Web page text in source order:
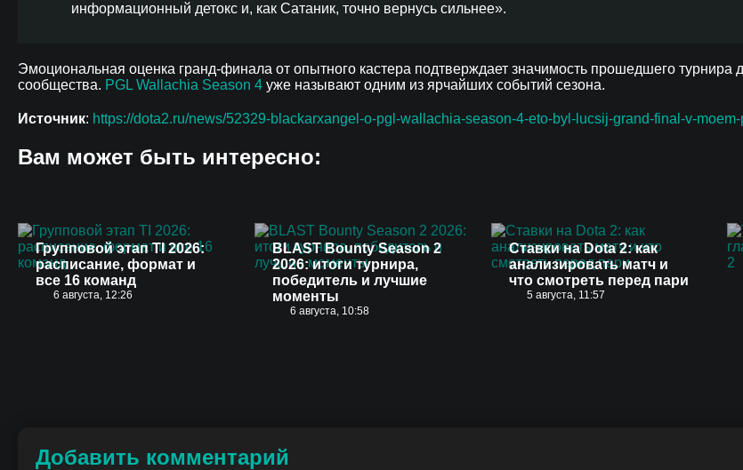
информационный детокс и, как Сатаник, точно вернусь сильнее».
Эмоциональная оценка гранд-финала от опытного кастера подтверждает значимость прошедшего турнира
сообщества. PGL Wallachia Season 4 уже называют одним из ярчайших событий сезона.
Источник: https://dota2.ru/news/52329-blackarxangel-o-pgl-wallachia-season-4-eto-byl-lucsij-grand-final-v-
Вам может быть интересно:
Групповой этап TI 2026:
расписание, формат и
все 16 команд
6 августа, 12:26
BLAST Bounty Season 2
2026: итоги турнира,
победитель и лучшие
моменты
6 августа, 10:58
Ставки на Dota 2: как
анализировать матч и
что смотреть перед пари
5 августа, 11:57
Добавить комментарий